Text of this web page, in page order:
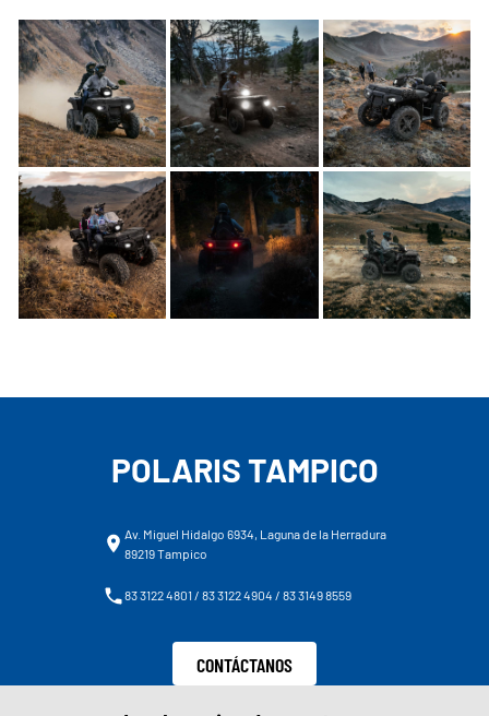
POLARIS TAMPICO
Av. Miguel Hidalgo 6934, Laguna de la Herradura
89219 Tampico
83 3122 4801 / 83 3122 4904 / 83 3149 8559
CONTÁCTANOS